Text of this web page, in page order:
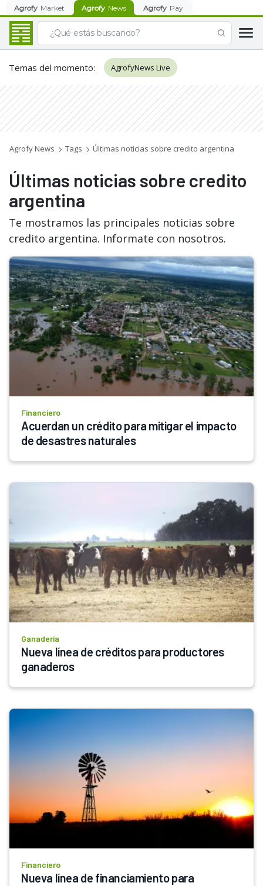
Agrofy Market Agrofy News Agrofy Pay
Temas del momento: AgrofyNews Live
Agrofy News Tags Últimas noticias sobre credito argentina
Últimas noticias sobre credito
argentina
Te mostramos las principales noticias sobre
credito argentina. Informate con nosotros.
Financiero
Acuerdan un crédito para mitigar el impacto
de desastres naturales
Ganadería
Nueva línea de créditos para productores
ganaderos
Financiero
Nueva línea de financiamiento para